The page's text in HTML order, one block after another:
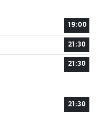
19:00
21:30
21:30
21:30